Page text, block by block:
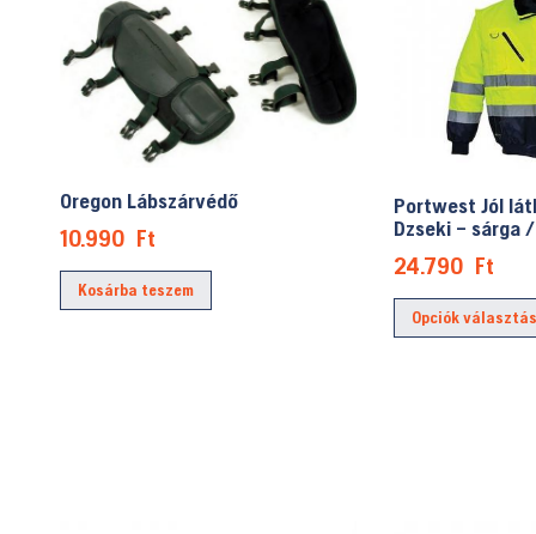
Oregon Lábszárvédő
10.990 Ft
Kosárba teszem
Portwest Jól
Dzseki – sárga
24.790 Ft
Opciók